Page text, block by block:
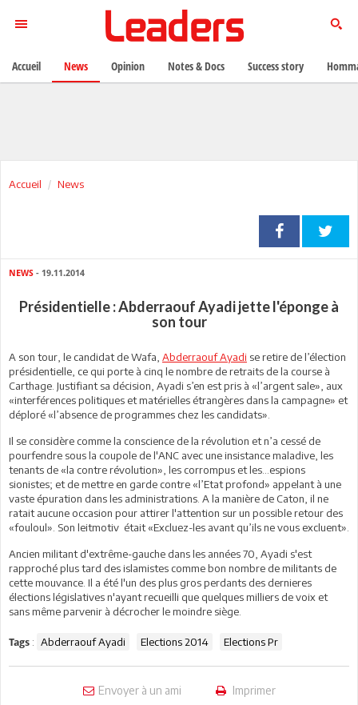
Accueil News
NEWS - 19.11.2014
Présidentielle : Abderraouf Ayadi jette l'éponge à
son tour
A son tour, le candidat de Wafa, Abderraouf Ayadi se retire de l’élection
présidentielle, ce qui porte à cinq le nombre de retraits de la course à
Carthage. Justifiant sa décision, Ayadi s’en est pris à «l’argent sale», aux
«interférences politiques et matérielles étrangères dans la campagne» et
déploré «l’absence de programmes chez les candidats».
Il se considère comme la conscience de la révolution et n’a cessé de
pourfendre sous la coupole de l'ANC avec une insistance maladive, les
tenants de «la contre révolution», les corrompus et les...espions
sionistes; et de mettre en garde contre «l’Etat profond» appelant à une
vaste épuration dans les administrations. A la manière de Caton, il ne
ratait aucune occasion pour attirer l'attention sur un possible retour des
«fouloul». Son leitmotiv était «Excluez-les avant qu’ils ne vous excluent».
Ancien militant d'extrême-gauche dans les années 70, Ayadi s'est
rapproché plus tard des islamistes comme bon nombre de militants de
cette mouvance. Il a été l'un des plus gros perdants des dernieres
élections législatives n'ayant recueilli que quelques milliers de voix et
sans même parvenir à décrocher le moindre siège.
Tags : Abderraouf Ayadi Elections 2014 Elections Pr
Envoyer à un ami Imprimer
Accueil News Opinion Notes & Docs Success story